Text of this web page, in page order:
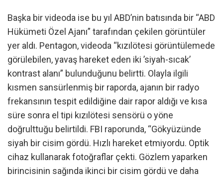
Başka bir videoda ise bu yıl ABD’nin batısında bir “ABD
Hükümeti Özel Ajanı” tarafından çekilen görüntüler
yer aldı. Pentagon, videoda “kızılötesi görüntülemede
görülebilen, yavaş hareket eden iki ’siyah-sıcak’
kontrast alanı” bulunduğunu belirtti. Olayla ilgili
kısmen sansürlenmiş bir raporda, ajanın bir radyo
frekansının tespit edildiğine dair rapor aldığı ve kısa
süre sonra el tipi kızılötesi sensörü o yöne
doğrulttuğu belirtildi. FBI raporunda, “Gökyüzünde
siyah bir cisim gördü. Hızlı hareket etmiyordu. Optik
cihaz kullanarak fotoğraflar çekti. Gözlem yaparken
birincisinin sağında ikinci bir cisim gördü ve daha